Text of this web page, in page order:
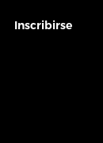
Inscribirse